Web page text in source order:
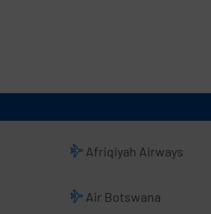
Afriqiyah Airways
Air Botswana